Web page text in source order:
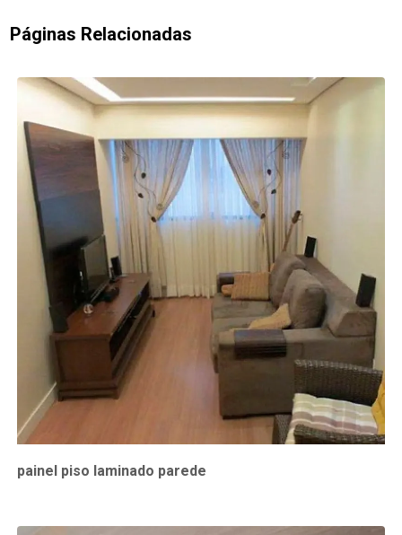
Páginas Relacionadas
painel piso laminado parede